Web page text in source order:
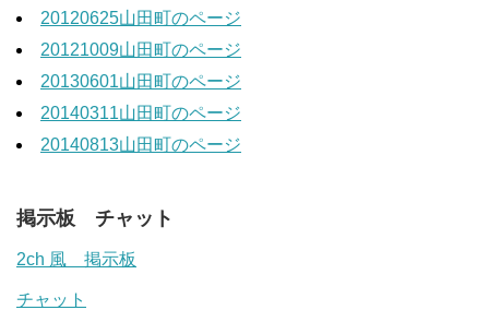
20120625山田町のページ
20121009山田町のページ
20130601山田町のページ
20140311山田町のページ
20140813山田町のページ
掲示板 チャット
2ch 風 掲示板
チャット